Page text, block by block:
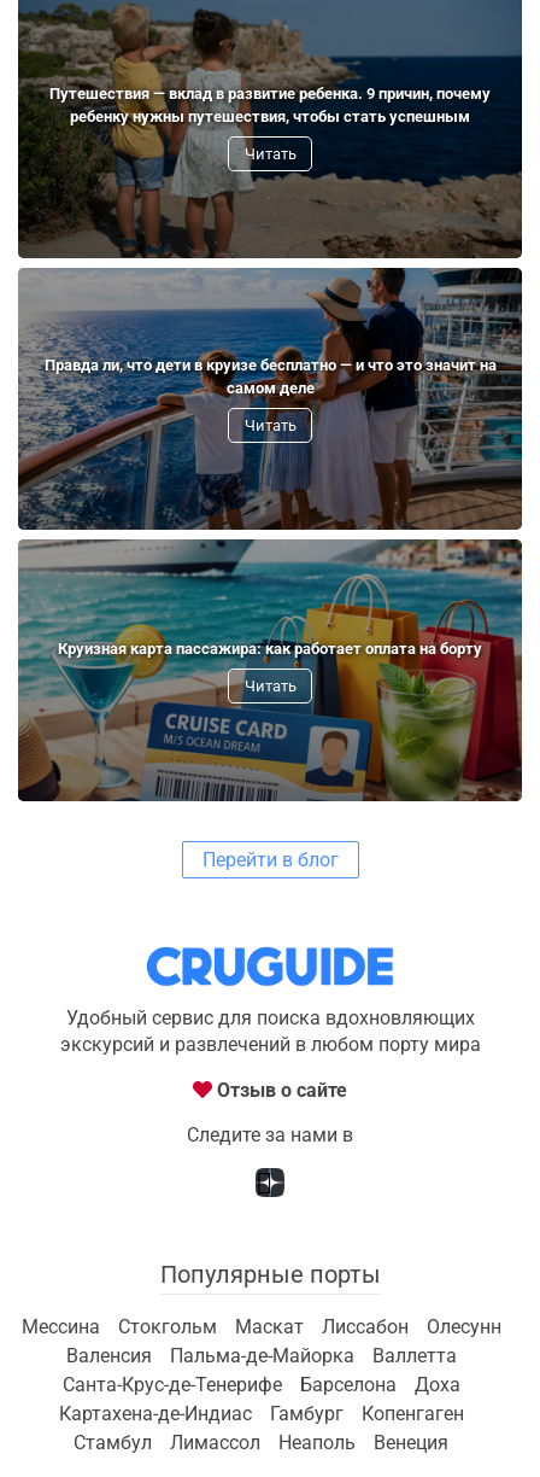
Путешествия — вклад в развитие ребенка. 9 причин, почему
ребенку нужны путешествия, чтобы стать успешным
Читать
Правда ли, что дети в круизе бесплатно — и что это значит на
самом деле
Читать
Круизная карта пассажира: как работает оплата на борту
Читать
Перейти в блог
Удобный сервис для поиска вдохновляющих
экскурсий и развлечений в любом порту мира
Отзыв о сайте
Следите за нами в
Популярные порты
Мессина Стокгольм Маскат Лиссабон
Олесунн
Валенсия
Пальма-де-Майорка
Валлетта
Санта-Крус-де-Тенерифе
Барселона
Доха
Картахена-де-Индиас
Гамбург
Копенгаген
Стамбул
Лимассол Неаполь Венеция